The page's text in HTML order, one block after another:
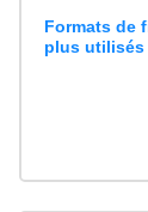
Formats de
plus utilisés